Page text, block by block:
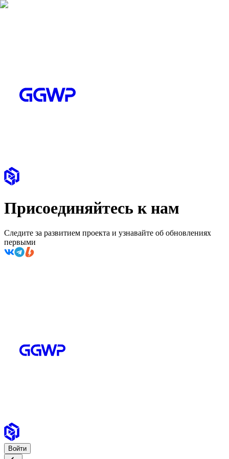
Присоединяйтесь к нам
Следите за развитием проекта и узнавайте об обновлениях
первыми
Войти